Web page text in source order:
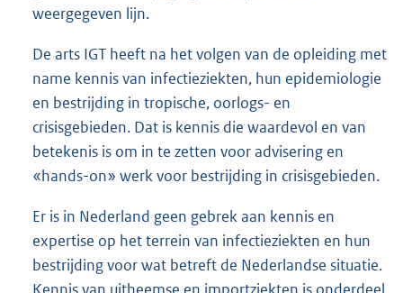
weergegeven lijn.
De arts IGT heeft na het volgen van de opleiding met
name kennis van infectieziekten, hun epidemiologie
en bestrijding in tropische, oorlogs- en
crisisgebieden. Dat is kennis die waardevol en van
betekenis is om in te zetten voor advisering en
«hands-on» werk voor bestrijding in crisisgebieden.
Er is in Nederland geen gebrek aan kennis en
expertise op het terrein van infectieziekten en hun
bestrijding voor wat betreft de Nederlandse situatie.